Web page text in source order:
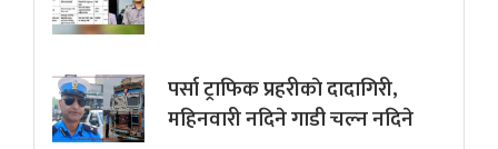
पर्सा ट्राफिक प्रहरीकाे दादागिरी,
महिनवारी नदिने गाडी चल्न नदिने